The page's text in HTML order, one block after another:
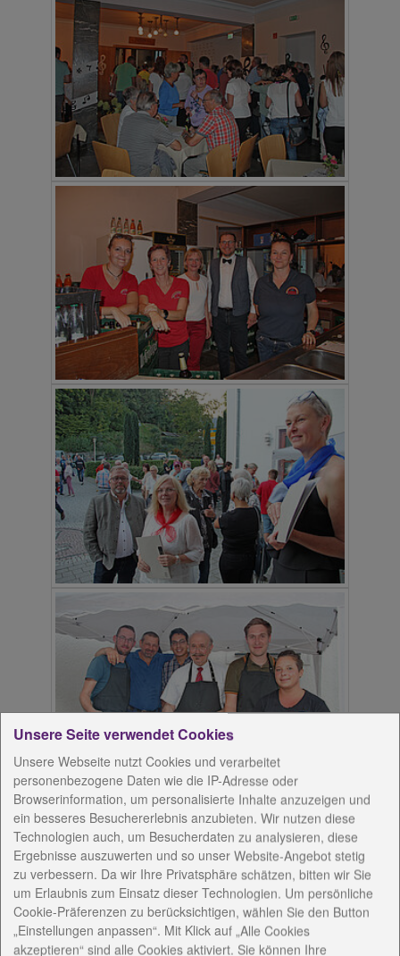
Unsere Seite verwendet Cookies
Unsere Webseite nutzt Cookies und verarbeitet
personenbezogene Daten wie die IP-Adresse oder
Browserinformation, um personalisierte Inhalte anzuzeigen und
ein besseres Besuchererlebnis anzubieten. Wir nutzen diese
Technologien auch, um Besucherdaten zu analysieren, diese
Ergebnisse auszuwerten und so unser Website-Angebot stetig
zu verbessern. Da wir Ihre Privatsphäre schätzen, bitten wir Sie
um Erlaubnis zum Einsatz dieser Technologien. Um persönliche
Cookie-Präferenzen zu berücksichtigen, wählen Sie den Button
„Einstellungen anpassen“. Mit Klick auf „Alle Cookies
akzeptieren“ sind alle Cookies aktiviert. Sie können Ihre